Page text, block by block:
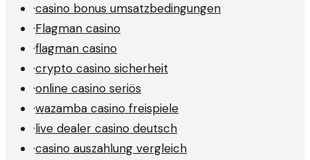
·casino bonus umsatzbedingungen
·Flagman casino
·flagman casino
·crypto casino sicherheit
·online casino seriös
·wazamba casino freispiele
·live dealer casino deutsch
·casino auszahlung vergleich